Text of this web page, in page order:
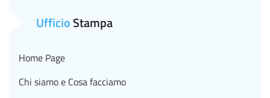
UfficioStampa
Home Page
Chi siamo e Cosa facciamo